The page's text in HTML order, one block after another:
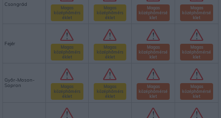
Csongrád
Magas
középhőmérs
éklet
Magas
középhőmérs
éklet
Magas
középhőmérsé
klet
Magas
középhőmérsé
klet
Fejér
Magas
középhőmérs
éklet
Magas
középhőmérs
éklet
Magas
középhőmérsé
klet
Magas
középhőmérsé
klet
Győr-Moson-
Sopron
Magas
középhőmérs
éklet
Magas
középhőmérs
éklet
Magas
középhőmérsé
klet
Magas
középhőmérsé
klet